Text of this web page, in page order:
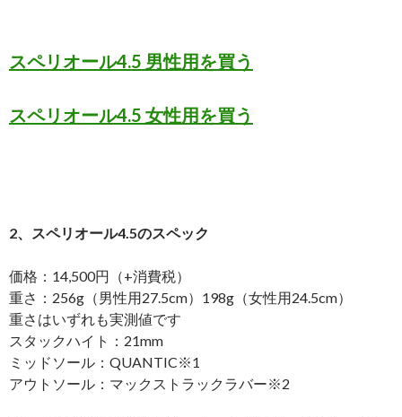
スペリオール4.5 男性用を買う
スペリオール4.5 女性用を買う
2、スペリオール4.5のスペック
価格：14,500円（+消費税）
重さ：256g（男性用27.5cm）198g（女性用24.5cm）
重さはいずれも実測値です
スタックハイト：21mm
ミッドソール：QUANTIC※1
アウトソール：マックストラックラバー※2